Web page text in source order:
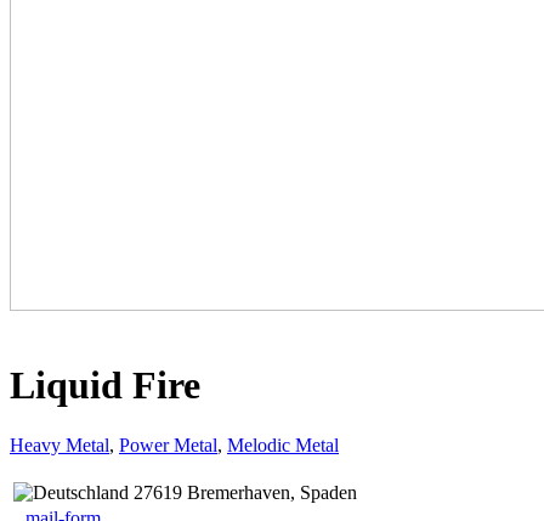
Liquid Fire
Heavy Metal, Power Metal, Melodic Metal
27619 Bremerhaven, Spaden